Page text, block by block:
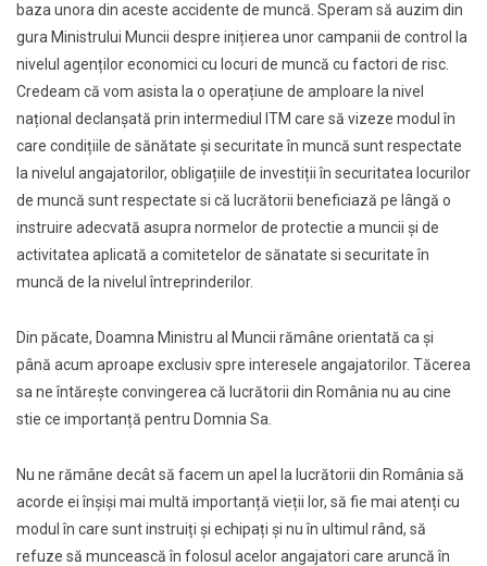
baza unora din aceste accidente de muncă. Speram să auzim din
gura Ministrului Muncii despre inițierea unor campanii de control la
nivelul agenților economici cu locuri de muncă cu factori de risc.
Credeam că vom asista la o operațiune de amploare la nivel
național declanșată prin intermediul ITM care să vizeze modul în
care condițiile de sănătate și securitate în muncă sunt respectate
la nivelul angajatorilor, obligațiile de investiții în securitatea locurilor
de muncă sunt respectate si că lucrătorii beneficiază pe lângă o
instruire adecvată asupra normelor de protectie a muncii și de
activitatea aplicată a comitetelor de sănatate si securitate în
muncă de la nivelul întreprinderilor.
Din păcate, Doamna Ministru al Muncii rămâne orientată ca și
până acum aproape exclusiv spre interesele angajatorilor. Tăcerea
sa ne întărește convingerea că lucrătorii din România nu au cine
stie ce importanță pentru Domnia Sa.
Nu ne rămâne decât să facem un apel la lucrătorii din România să
acorde ei înșiși mai multă importanță vieții lor, să fie mai atenți cu
modul în care sunt instruiți și echipați și nu în ultimul rând, să
refuze să muncească în folosul acelor angajatori care aruncă în